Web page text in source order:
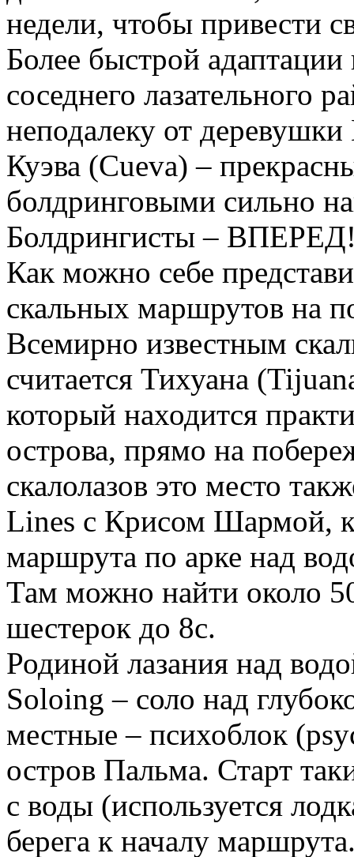
недели, чтобы привести
Более быстрой
соседнего лазательного
неподалеку от
Куэва (Cueva) –
болдринговыми сильно
Болдрингисты –
Как можно себе
скальных маршрутов на
Всемирно известным
считается Тихуана
который находится
острова, прямо на
скалолазов это место
Lines с Крисом Шармой,
маршрута по арке над
Там можно найти около
шестерок до 8с.
Родиной лазания над
Soloing – соло над
местные – психоблок
остров Пальма. Старт
с воды (используется
берега к началу